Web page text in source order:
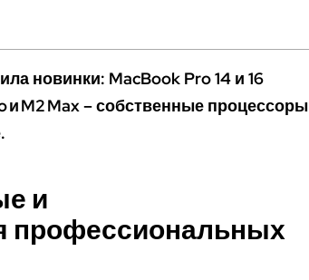
новинки: MacBook Pro 14 и 16
M2 Max – собственные процессоры
и
профессиональных